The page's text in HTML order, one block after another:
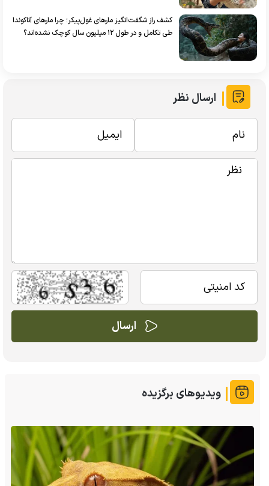
کشف راز شگفت‌انگیز مار‌های غول‌پیکر؛ چرا مارهای آناکوندا‌
طی تکامل و در طول ۱۲ میلیون سال کوچک نشده‌اند؟
ارسال نظر
ویدیوهای برگزیده